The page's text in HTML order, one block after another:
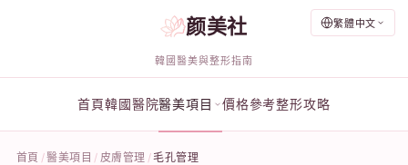
繁體中文
颜美社
韓國醫美與整形指南
首頁韓國醫院醫美項目 價格參考整形攻略
首頁 醫美項目 皮膚管理 毛孔管理